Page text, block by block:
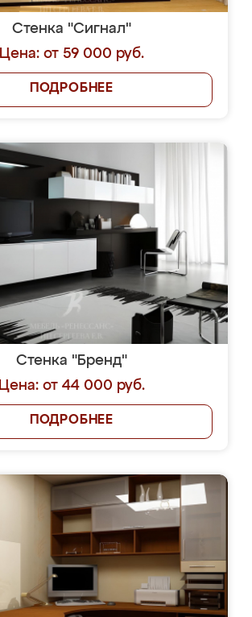
Стенка "Сигнал"
Цена: от 59 000 руб.
ПОДРОБНЕЕ
Стенка "Бренд"
Цена: от 44 000 руб.
ПОДРОБНЕЕ